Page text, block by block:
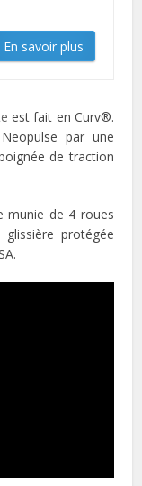
En savoir plus
est fait en Curv®.
par une
de traction
munie de 4 roues
glissière protégée